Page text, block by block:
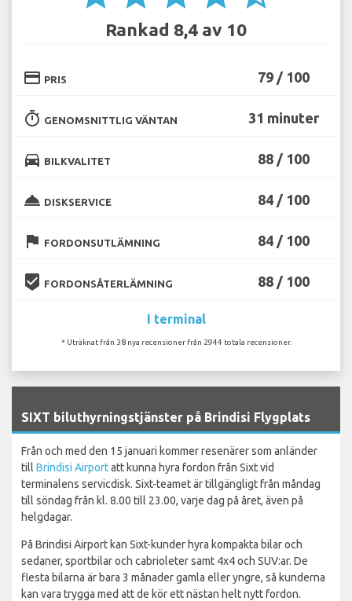
Rankad 8,4 av 10
credit_card PRIS 79 / 100
timer GENOMSNITTLIG VÄNTAN 31 minuter
directions_car BILKVALITET 88 / 100
room_service DISKSERVICE 84 / 100
flag FORDONSUTLÄMNING 84 / 100
beenhere FORDONSÅTERLÄMNING 88 / 100
I terminal
* Uträknat från 38 nya recensioner från 2944 totala recensioner.
SIXT biluthyrningstjänster på Brindisi Flygplats
Från och med den 15 januari kommer resenärer som anländer
till Brindisi Airportatt kunna hyra fordon från Sixt vid
terminalens servicdisk. Sixt-teamet är tillgängligt från måndag
till söndag från kl. 8.00 till 23.00, varje dag på året, även på
helgdagar.
På Brindisi Airport kan Sixt-kunder hyra kompakta bilar och
sedaner, sportbilar och cabrioleter samt 4x4 och SUV:ar. De
flesta bilarna är bara 3 månader gamla eller yngre, så kunderna
kan vara trygga med att de kör ett nästan helt nytt fordon.